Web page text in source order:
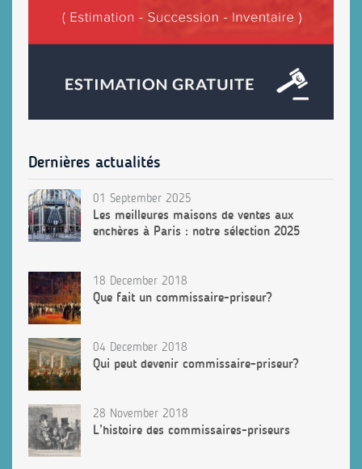
Dernières actualités
01 September 2025
Les meilleures maisons de ventes aux
enchères à Paris : notre sélection 2025
18 December 2018
Que fait un commissaire-priseur?
04 December 2018
Qui peut devenir commissaire-priseur?
28 November 2018
L’histoire des commissaires-priseurs